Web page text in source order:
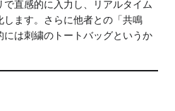
Close
直感的に入力し、リアルタイム
ます。さらに他者との「共鳴
には刺繍のトートバッグというか